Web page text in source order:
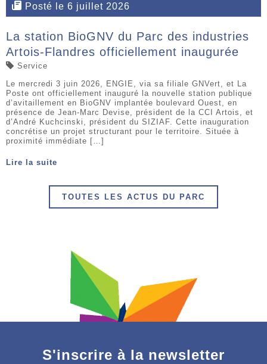
Posté le 6 juillet 2026
La station BioGNV du Parc des industries
Artois-Flandres officiellement inaugurée
Service
Le mercredi 3 juin 2026, ENGIE, via sa filiale GNVert, et La
Poste ont officiellement inauguré la nouvelle station publique
d’avitaillement en BioGNV implantée boulevard Ouest, en
présence de Jean-Marc Devise, président de la CCI Artois, et
d’André Kuchcinski, président du SIZIAF. Cette inauguration
concrétise un projet structurant pour le territoire. Située à
proximité immédiate […]
Lire la suite
TOUTES LES ACTUS DU PARC
S'inscrire à la newsletter